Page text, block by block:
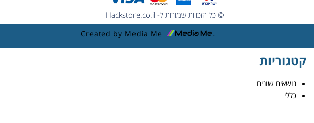
© כל הזכויות שמורות ל- Hackstore.co.il
Created by Media Me
קטגוריות
נושאים שונים
כללי